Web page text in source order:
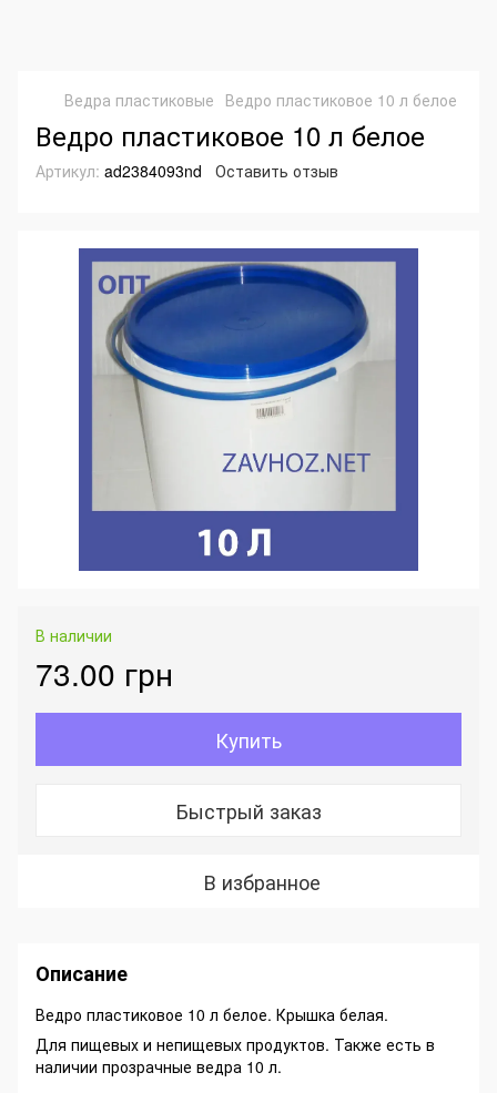
Ведра пластиковые Ведро пластиковое 10 л белое
Ведро пластиковое 10 л белое
Артикул: ad2384093nd Оставить отзыв
В наличии
73.00 грн
Купить
Быстрый заказ
В избранное
Описание
Ведро пластиковое 10 л белое. Крышка белая.
Для пищевых и непищевых продуктов. Также есть в
наличии прозрачные ведра 10 л.